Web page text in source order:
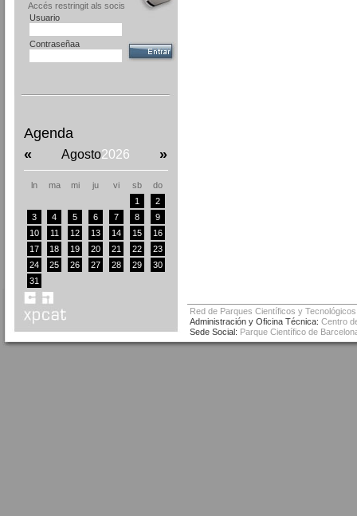
Accés restringit als socis
Usuario
Contraseñaa
Agenda
«
Agosto2026 »
ln ma mi ju vi sb
do
1
2
3
4 5 6 7 8
9
10
11 12 13 14 15
16
17
18 19 20 21 22
23
24
25 26 27 28 29
30
31
Red de Parques Científicos y
Administración y Oficina Técnica: Centro
Sede Social: Parque Científico de